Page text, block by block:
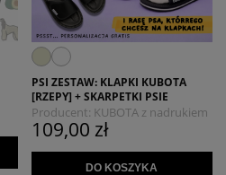
PSI ZESTAW: KLAPKI KUBOTA
[RZEPY] + SKARPETKI PSIE
Producent: KUBOTA z nadrukiem
MYSZOJELEŃ
109,00 zł
DO KOSZYKA